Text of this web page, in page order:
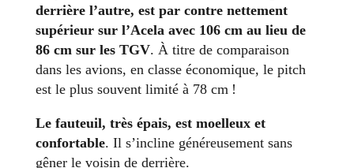
derrière l’autre, est par contre nettement
supérieur sur l’Acela avec 106 cm au lieu de
86 cm sur les TGV. À titre de comparaison
dans les avions, en classe économique, le pitch
est le plus souvent limité à 78 cm !
Le fauteuil, très épais, est moelleux et
confortable. Il s’incline généreusement sans
gêner le voisin de derrière.